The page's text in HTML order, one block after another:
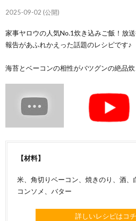
2025-09-02 (公開)
家事ヤロウの人気No.1炊き込みご飯！放
報告があふれかえった話題のレシピです♪
海苔とベーコンの相性がバツグンの絶品
【材料】
米、角切りベーコン、焼きのり、酒、
コンソメ、バター
詳しいレシピはコ